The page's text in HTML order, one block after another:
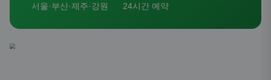
서울·부산·제주·강원 24시간 예약